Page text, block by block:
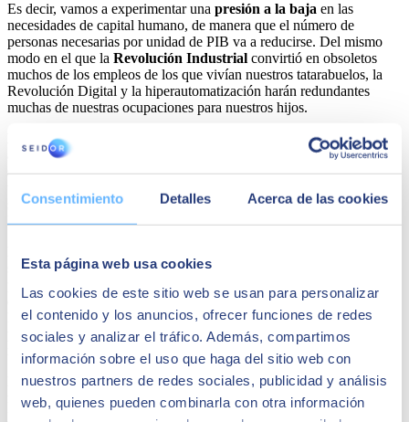
Consentimiento Detalles Acerca de las cookies
Esta página web usa cookies
Las cookies de este sitio web se usan para personalizar
el contenido y los anuncios, ofrecer funciones de redes
sociales y analizar el tráfico. Además, compartimos
información sobre el uso que haga del sitio web con
nuestros partners de redes sociales, publicidad y análisis
web, quienes pueden combinarla con otra información
Es decir, vamos a experimentar una presión a la baja en las
necesidades de capital humano, de manera que el número de
personas necesarias por unidad de PIB va a reducirse. Del mismo
modo en el que la Revolución Industrial convirtió en obsoletos
muchos de los empleos de los que vivían nuestros tatarabuelos, la
Revolución Digital y la hiperautomatización harán redundantes
muchas de nuestras ocupaciones para nuestros hijos.
La diferencia
es que el proceso que antes llevó más de un siglo
ahora probablemente será una realidad en pocas décadas. La
segunda diferenciaes que antes fundamentalmente afectó a
sólo a los empleos de la industria, sino también a los de servicios y a
los trabajadores del conocimiento.
sociedad cubriendo los costes de la pérdida de empleos. Para ello, es
preciso diseñar un
nuevo modelo
de estado del bienestar y del papel
del empleo en la economía, y mecanismos fiscales para financiarlos.
Mecanismos como la renta básica universal pueden ayudar a evitar
parte de los riesgos sociales y servir como un medio para la
redistribución de la riqueza generada por las máquinas.
Pero no sólo tenemos que desplegar una renta mínima. Tenemos que
reinventar el sistema educativo. El sistema actual está diseñado
para la era industrial, en la que los empleos eran razonablemente